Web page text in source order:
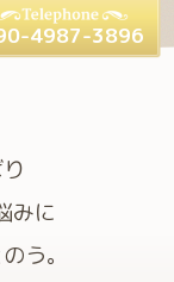
みに
う。
4987-3896